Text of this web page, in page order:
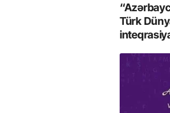
Türk